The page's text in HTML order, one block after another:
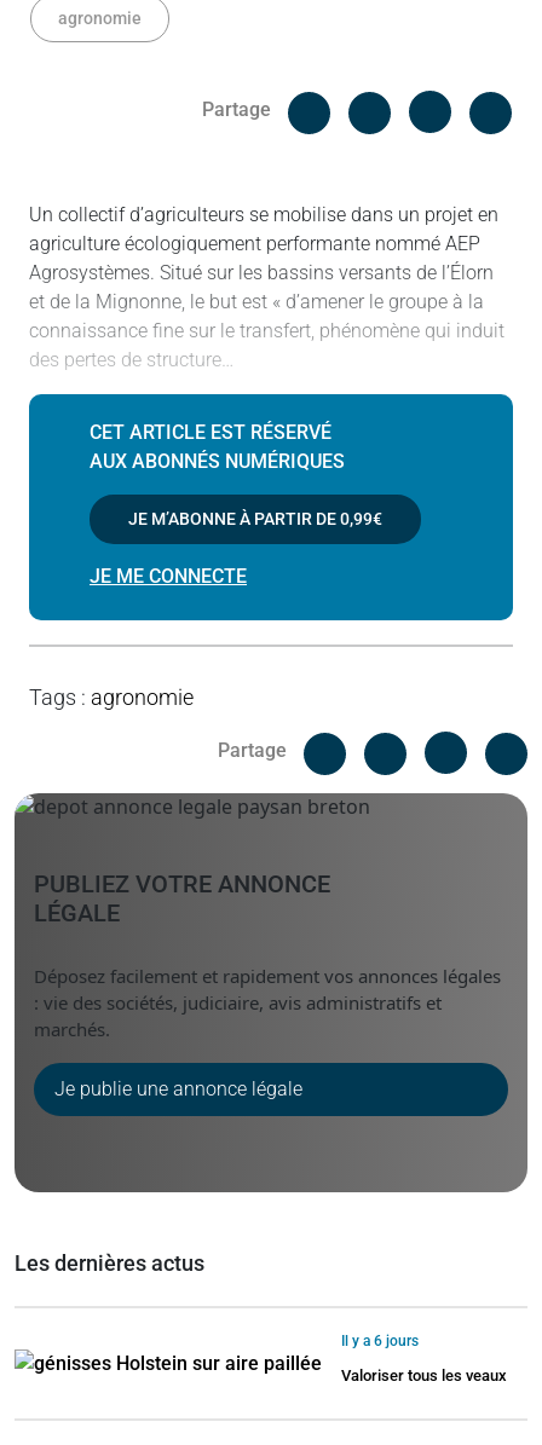
agronomie
Partage
Facebook
Un collectif d’agriculteurs se mobilise dans un projet en
agriculture écologiquement performante nommé AEP
Agrosystèmes. Situé sur les bassins versants de l’Élorn
et de la Mignonne, le but est « d’amener le groupe à la
connaissance fine sur le transfert, phénomène qui induit
des pertes de structure…
CET ARTICLE EST RÉSERVÉ
AUX ABONNÉS NUMÉRIQUES
JE M’ABONNE À PARTIR DE0,99€
JE ME CONNECTE
Tags : agronomie
Partage
Facebook
Linked
PUBLIEZ VOTRE ANNONCE
LÉGALE
Déposez facilement et rapidement vos annonces légales
: vie des sociétés, judiciaire, avis administratifs et
marchés.
Je publie une annonce légale
Les dernières actus
Il y a 6 jours
Valoriser tous les veaux